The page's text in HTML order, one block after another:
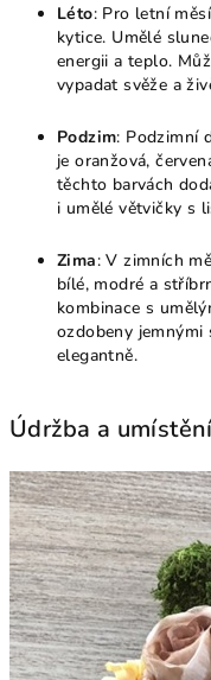
Léto: Pro letní
kytice. Umělé
energii a teplo.
vypadat svěže a
Podzim: Podzimní
je oranžová,
těchto barvách
i umělé větvičky s
Zima: V zimních
bílé, modré a
kombinace s
ozdobeny
elegantně.
Údržba a